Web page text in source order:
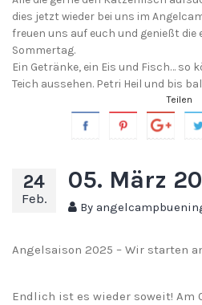
dies jetzt wieder bei uns im
freuen uns auf euch und genießt die
Sommertag.
Ein Getränke, ein Eis und Fisch… so
Teich aussehen. Petri Heil und bis
Teilen
24
Feb.
05. März
By
Angelsaison 2025 – Wir starten
Endlich ist es wieder soweit! Am